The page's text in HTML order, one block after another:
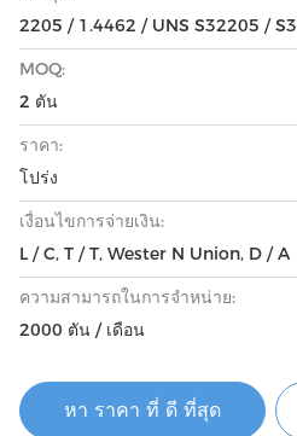
2205 / 1.4462 / UNS S32205 /
MOQ:
2 ตัน
ราคา:
โปร่ง
เงื่อนไขการจ่ายเงิน:
L / C, T / T, Wester N Union, D / A
ความสามารถในการจําหน่าย:
2000 ตัน / เดือน
หา ราคา ที่ ดี ที่สุด